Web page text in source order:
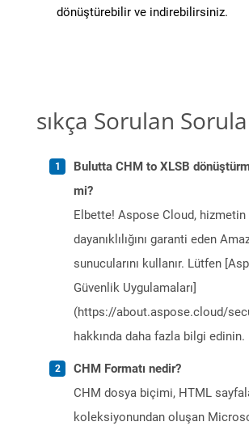
dönüştürebilir ve indirebilirsiniz.
sıkça Sorulan
Bulutta CHM to XLSB
mi?
Elbette! Aspose Cloud,
dayanıklılığını garanti eden
sunucularını kullanır. Lütfen
Güvenlik Uygulamaları]
(https://about.aspose.cloud/
hakkında daha fazla bilgi edinin.
CHM Formatı nedir?
CHM dosya biçimi, HTML
koleksiyonundan oluşan